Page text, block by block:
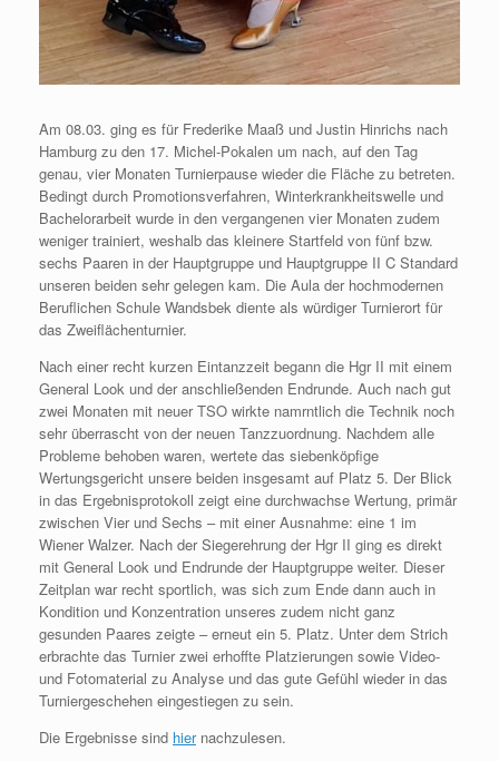
Am 08.03. ging es für Frederike Maaß und Justin Hinrichs nach
Hamburg zu den 17. Michel-Pokalen um nach, auf den Tag
genau, vier Monaten Turnierpause wieder die Fläche zu betreten.
Bedingt durch Promotionsverfahren, Winterkrankheitswelle und
Bachelorarbeit wurde in den vergangenen vier Monaten zudem
weniger trainiert, weshalb das kleinere Startfeld von fünf bzw.
sechs Paaren in der Hauptgruppe und Hauptgruppe II C Standard
unseren beiden sehr gelegen kam. Die Aula der hochmodernen
Beruflichen Schule Wandsbek diente als würdiger Turnierort für
das Zweiflächenturnier.
Nach einer recht kurzen Eintanzzeit begann die Hgr II mit einem
General Look und der anschließenden Endrunde. Auch nach gut
zwei Monaten mit neuer TSO wirkte namrntlich die Technik noch
sehr überrascht von der neuen Tanzzuordnung. Nachdem alle
Probleme behoben waren, wertete das siebenköpfige
Wertungsgericht unsere beiden insgesamt auf Platz 5. Der Blick
in das Ergebnisprotokoll zeigt eine durchwachse Wertung, primär
zwischen Vier und Sechs – mit einer Ausnahme: eine 1 im
Wiener Walzer. Nach der Siegerehrung der Hgr II ging es direkt
mit General Look und Endrunde der Hauptgruppe weiter. Dieser
Zeitplan war recht sportlich, was sich zum Ende dann auch in
Kondition und Konzentration unseres zudem nicht ganz
gesunden Paares zeigte – erneut ein 5. Platz. Unter dem Strich
erbrachte das Turnier zwei erhoffte Platzierungen sowie Video-
und Fotomaterial zu Analyse und das gute Gefühl wieder in das
Turniergeschehen eingestiegen zu sein.
Die Ergebnisse sind hiernachzulesen.